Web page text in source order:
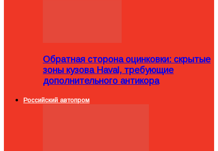
Обратная сторона оцинковки: скрытые
зоны кузова Haval, требующие
дополнительного антикора
Российский автопром